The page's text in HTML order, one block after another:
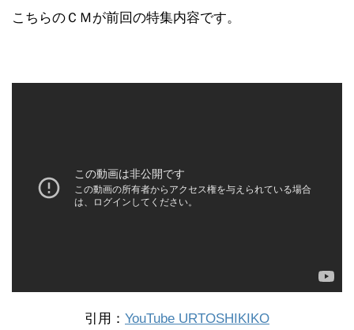
こちらのＣＭが前回の特集内容です。
引用： YouTube URTOSHIKIKO